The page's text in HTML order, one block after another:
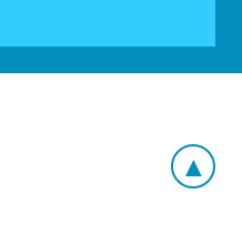
▲